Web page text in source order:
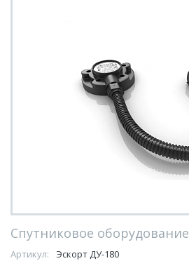
Спутниковое оборудование
Артикул: Эскорт ДУ-180